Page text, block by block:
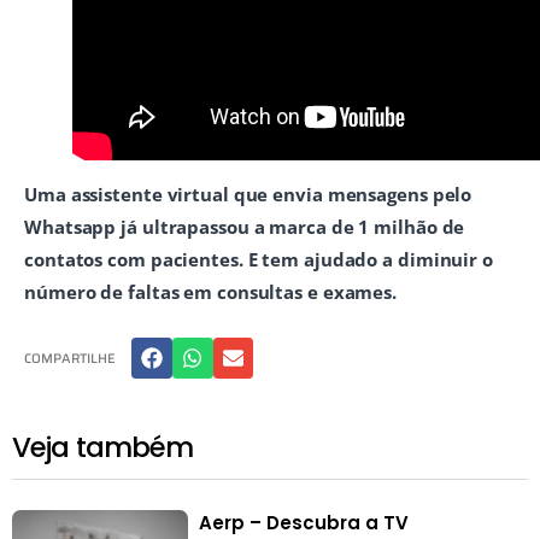
Uma assistente virtual que envia mensagens pelo
Whatsapp já ultrapassou a marca de 1 milhão de
contatos com pacientes. E tem ajudado a diminuir o
número de faltas em consultas e exames.
COMPARTILHE
Veja também
Aerp – Descubra a TV